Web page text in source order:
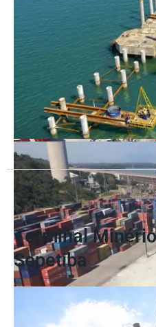
Terminal
Sepetiba